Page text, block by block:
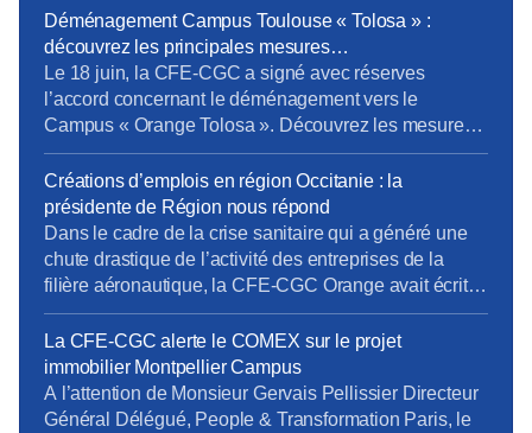
slides d’un meme document ! Ce point étant posé,
tout d’abord, nous tenons à remercier tout
particulièrement […]
Déménagement Campus Toulouse « Tolosa » :
découvrez les principales mesures
d’accompagnement négociées par la CFE-CGC
Le 18 juin, la CFE-CGC a signé avec réserves
l’accord concernant le déménagement vers le
Campus « Orange Tolosa ». Découvrez les mesures
obtenues par nos négociateurs : projet immobilier
campus Tolosa accord accompagnement 2021
2024.pdf Le cadre global de l’accord Cet accord est
valable jusqu’au 31 décembre 2024. Il s’applique à
l’ensemble des personnels […]
Créations d’emplois en région Occitanie : la
présidente de Région nous répond
Dans le cadre de la crise sanitaire qui a généré une
chute drastique de l’activité des entreprises de la
filière aéronautique, la CFE-CGC Orange avait écrit
deux courriers à la Direction et aux élus territoriaux,
en août et octobre dernier, pour demander l’étude
expresse de créations d’emplois permettant d’utiliser
les compétences locales en ingéniérie numérique,
[…]
La CFE-CGC alerte le COMEX sur le projet
immobilier Montpellier Campus
A l’attention de Monsieur Gervais Pellissier Directeur
Général Délégué, People & Transformation Paris, le